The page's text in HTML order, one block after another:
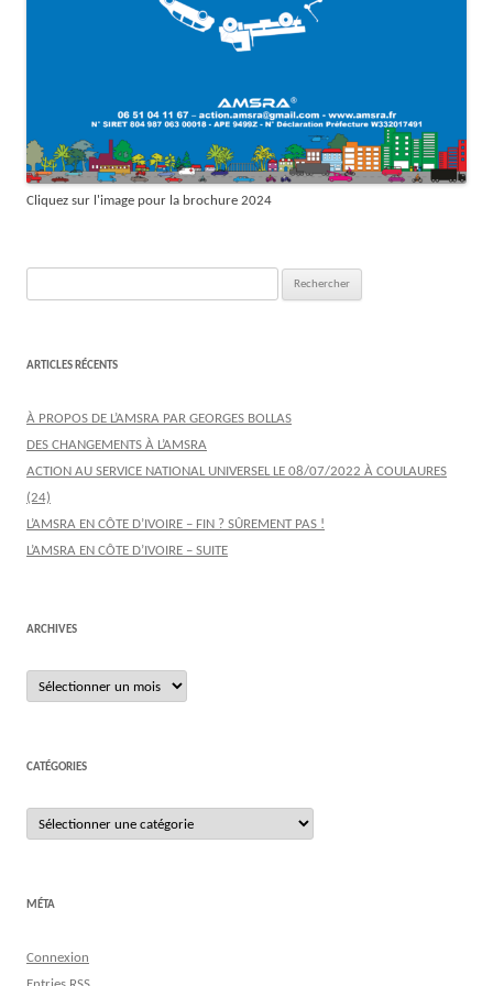
Cliquez sur l'image pour la brochure 2024
ARTICLES RÉCENTS
À PROPOS DE L’AMSRA PAR GEORGES BOLLAS
DES CHANGEMENTS À L’AMSRA
ACTION AU SERVICE NATIONAL UNIVERSEL LE 08/07/2022 À COULAURES
(24)
L’AMSRA EN CÔTE D’IVOIRE – FIN ? SÛREMENT PAS !
L’AMSRA EN CÔTE D’IVOIRE – SUITE
ARCHIVES
Archives
CATÉGORIES
Catégories
MÉTA
Connexion